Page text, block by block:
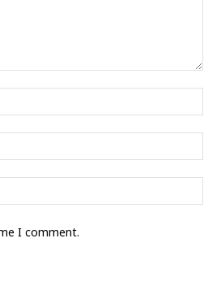
I comment.